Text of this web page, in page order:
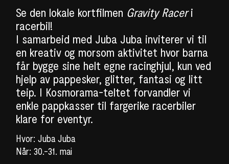
Se den lokale kortfilmen Gravity Raceri
racerbil!
I samarbeid med Juba Juba inviterer vi til
en kreativ og morsom aktivitet hvor barna
får bygge sine helt egne racinghjul, kun ved
hjelp av pappesker, glitter, fantasi og litt
teip. I Kosmorama-teltet forvandler vi
enkle pappkasser til fargerike racerbiler
klare for eventyr.
Hvor: Juba Juba
Når: 30.-31. mai